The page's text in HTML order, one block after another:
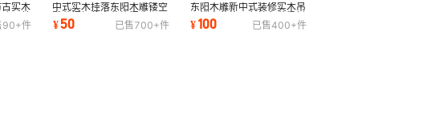
实木
园林
90+件
中式实木挂落东阳木雕镂空
雕花门楣仿古花格门头垭口
电视背景墙
¥50 已售700+件
东阳木雕新中式装修实木吊
顶镂空花格三角枪角花梁托
牛腿门楣挂落
¥100 已售400+件